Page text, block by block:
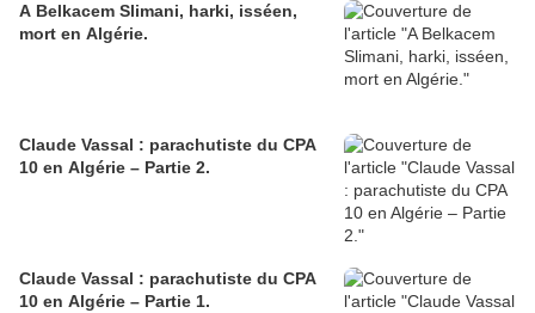
A Belkacem Slimani, harki, isséen,
mort en Algérie.
Claude Vassal : parachutiste du CPA
10 en Algérie – Partie 2.
Claude Vassal : parachutiste du CPA
10 en Algérie – Partie 1.